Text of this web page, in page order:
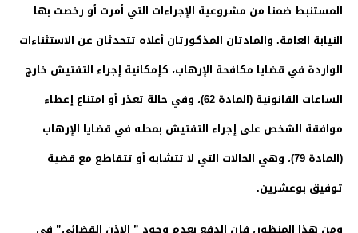
المستنبط ضمنا من مشروعية الإجراءات التي أمرت أو رخصت بها
النيابة العامة. والمادتان المذكورتان أعلاه تتحدثان عن الاستثناءات
الواردة في قضايا مكافحة الإرهاب، كإمكانية إجراء التفتيش خارج
الساعات القانونية (المادة 62)، وفي حالة تعذر أو امتناع إعطاء
موافقة الشخص على إجراء التفتيش بمحله في قضايا الإرهاب
(المادة 79)، وهي الحالات التي لا تتشابه أو تتقاطع مع قضية
توفيق بوعشرين.